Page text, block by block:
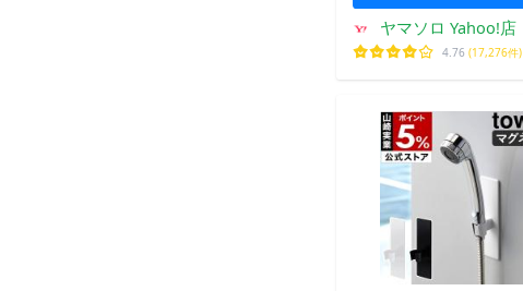
ヤマソロ Yahoo!店
4.76 (17,276件)